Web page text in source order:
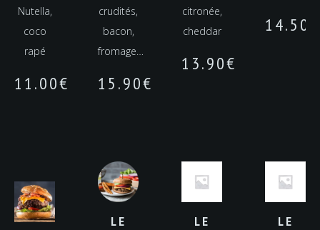
Nutella,
coco
rapé
11.00€
14.50
crudités,
bacon,
fromage…
15.90€
citronée,
cheddar
13.90€
LE
LE
LE